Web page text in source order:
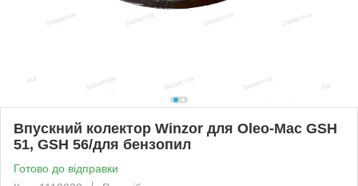
Впускний колектор Winzor для Oleo-Mac GSH
51, GSH 56/для бензопил
Готово до відправки